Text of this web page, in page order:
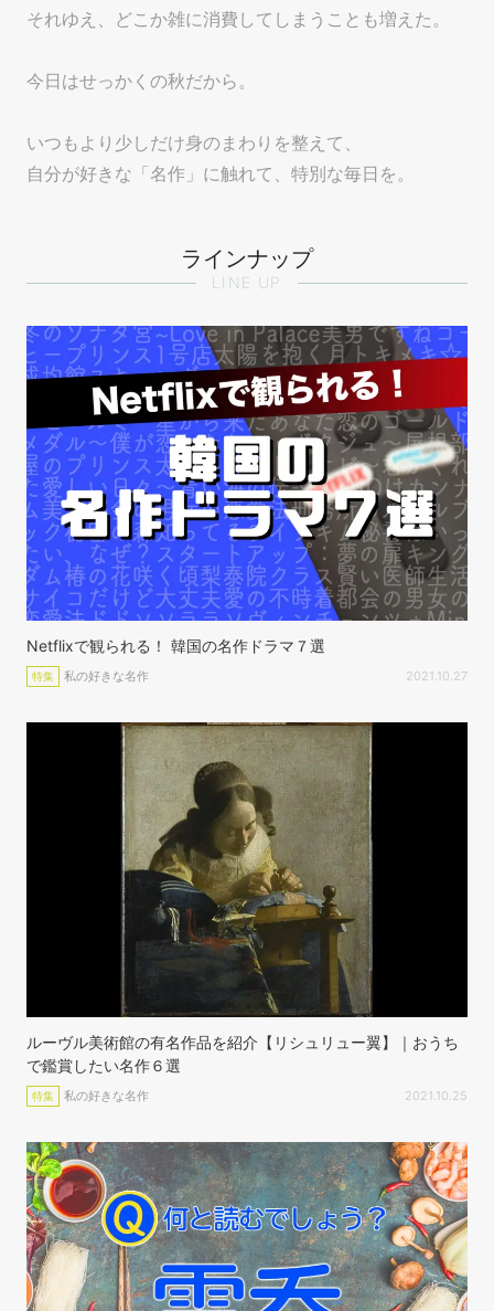
それゆえ、どこか雑に消費してしまうことも増えた。
今日はせっかくの秋だから。
いつもより少しだけ身のまわりを整えて、
自分が好きな「名作」に触れて、特別な毎日を。
ラインナップ
LINE UP
Netflixで観られる！ 韓国の名作ドラマ７選
特集 私の好きな名作 2021.10.27
ルーヴル美術館の有名作品を紹介【リシュリュー翼】｜おうち
で鑑賞したい名作６選
特集 私の好きな名作 2021.10.25